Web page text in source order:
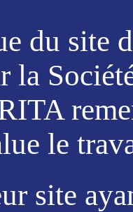
du site
la
le
site